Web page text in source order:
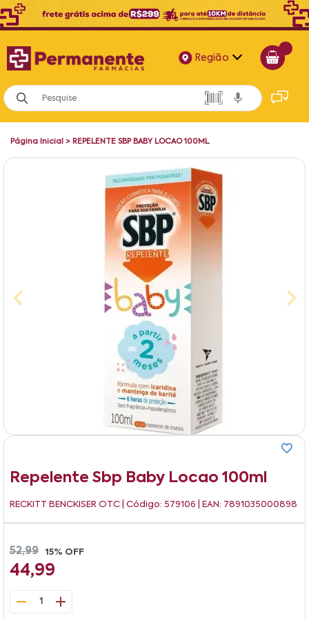
Região
Alagoas
Bahia
Pernambuco
Página Inicial > REPELENTE SBP BABY LOCAO 100ML
Repelente Sbp Baby Locao 100ml
RECKITT BENCKISER OTC | Código: 579106 | EAN: 7891035000898
52,99 15% OFF
44,99
1